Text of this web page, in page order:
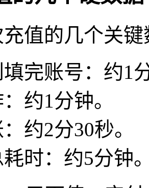
值的几个关
完账号：约1
约1分钟。
约2分30秒。
时：约5分钟